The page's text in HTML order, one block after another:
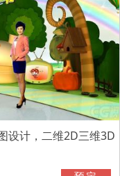
设计，二维2D三维3D